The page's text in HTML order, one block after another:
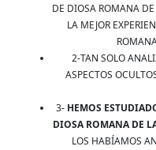
DE DIOSA ROMANA
LA MEJOR
2-TAN SOLO
ASPECTOS
3- HEMOS
DIOSA ROMANA DE
LOS HABÍAMOS